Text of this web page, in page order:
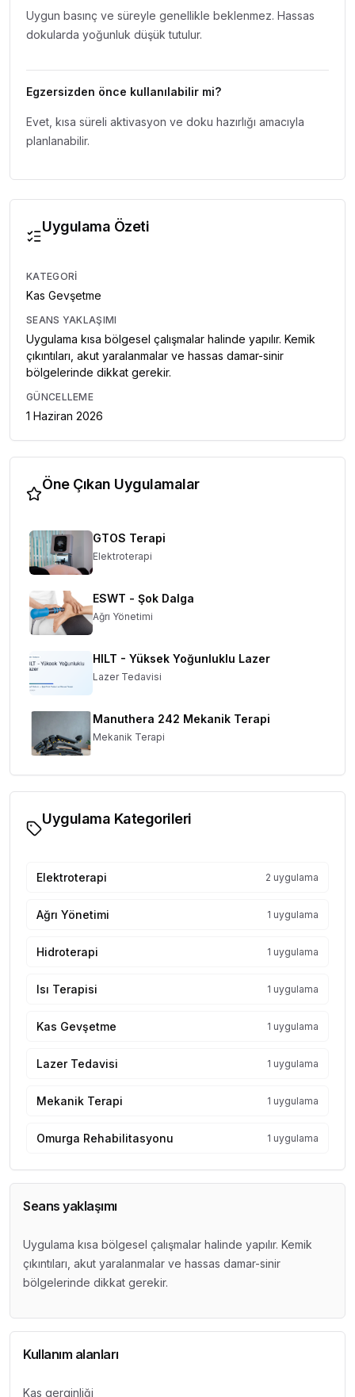
Uygun basınç ve süreyle genellikle beklenmez. Hassas
dokularda yoğunluk düşük tutulur.
Egzersizden önce kullanılabilir mi?
Evet, kısa süreli aktivasyon ve doku hazırlığı amacıyla
planlanabilir.
Uygulama Özeti
KATEGORI
Kas Gevşetme
SEANS YAKLAŞIMI
Uygulama kısa bölgesel çalışmalar halinde yapılır. Kemik
çıkıntıları, akut yaralanmalar ve hassas damar-sinir
bölgelerinde dikkat gerekir.
GÜNCELLEME
1 Haziran 2026
Öne Çıkan Uygulamalar
GTOS Terapi
Elektroterapi
ESWT - Şok Dalga
Ağrı Yönetimi
HILT - Yüksek Yoğunluklu Lazer
Lazer Tedavisi
Manuthera 242 Mekanik Terapi
Mekanik Terapi
Uygulama Kategorileri
Elektroterapi 2 uygulama
Ağrı Yönetimi 1 uygulama
Hidroterapi 1 uygulama
Isı Terapisi 1 uygulama
Kas Gevşetme 1 uygulama
Lazer Tedavisi 1 uygulama
Mekanik Terapi 1 uygulama
Omurga Rehabilitasyonu 1 uygulama
Seans yaklaşımı
Uygulama kısa bölgesel çalışmalar halinde yapılır. Kemik
çıkıntıları, akut yaralanmalar ve hassas damar-sinir
bölgelerinde dikkat gerekir.
Kullanım alanları
Kas gerginliği